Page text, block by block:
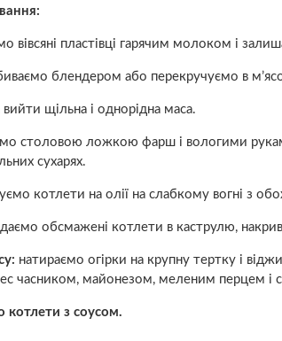
вівсяні пластівці гарячим молоком і
блендером або перекручуємо в
щільна і однорідна маса.
столовою ложкою фарш і вологими
сухарях.
котлети на олії на слабкому вогні з
обсмажені котлети в каструлю,
натираємо огірки на крупну тертку і
часником, майонезом, меленим перцем і
котлети з соусом.